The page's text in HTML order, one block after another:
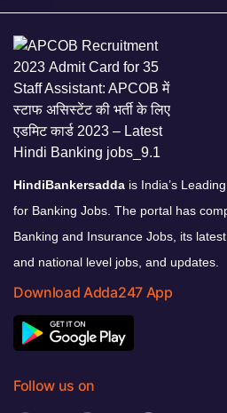
HindiBankersadda is India’s
for Banking Jobs. The portal has
Banking and Insurance Jobs, its
and national level jobs, and updates.
Download Adda247 App
Follow us on